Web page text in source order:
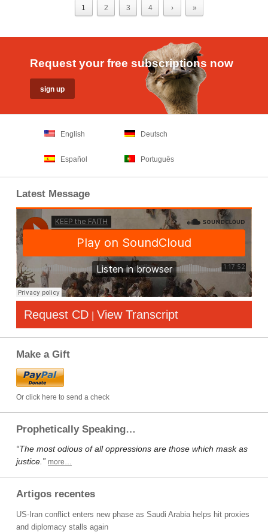
1 2 3 4 › »
Request your free subscriptions now
English Deutsch
Español Português
Latest Message
Request CD | View Transcript
Make a Gift
Or click here to send a check
Prophetically Speaking…
“The most odious of all oppressions are those which mask as
justice.” more…
Artigos recentes
US-Iran conflict enters new phase as Saudi Arabia helps hit proxies
and diplomacy stalls again